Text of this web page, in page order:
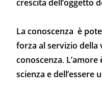
crescita dell’oggetto
La conoscenza è
forza al servizio della
conoscenza.
scienza e dell’essere